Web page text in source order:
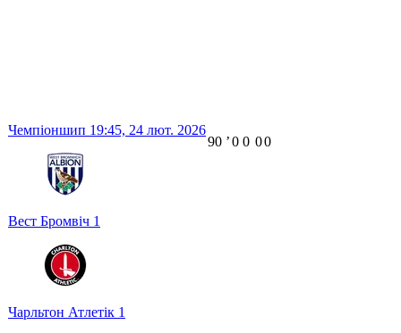
Чемпіоншип 19:45, 24 лют. 2026
Вест Бромвіч 1
Чарльтон Атлетік 1
90 ʼ0 0 00